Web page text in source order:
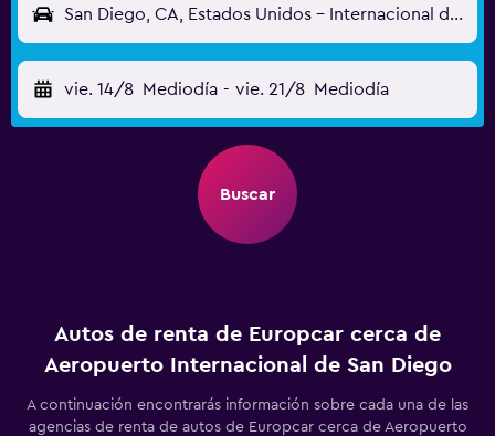
San Diego, CA, Estados Unidos - Internacional de San Diego (SAN)
vie. 14/8 Mediodía - vie. 21/8 Mediodía
Buscar
Autos de renta de Europcar cerca de
Aeropuerto Internacional de San Diego
A continuación encontrarás información sobre cada una de las
agencias de renta de autos de Europcar cerca de Aeropuerto